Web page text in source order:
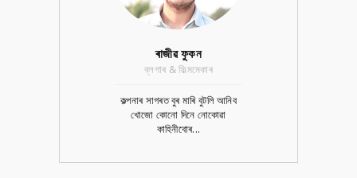
ৰাজীৱ ফুকন
ব্লগাৰ & ফিল্মমেকাৰ
কল্পনাৰ সাগৰত বুৰ মাৰি বুটলি আনিব
খোজো কোনো দিনে নোকোৱা
কাহিনীবোৰ...